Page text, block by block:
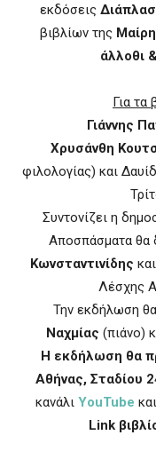
εκδόσεις
βιβλίων της
άλλοθι
Για τα
Γιάννης
Χρυσάνθη
φιλολογίας) και
Συντονίζει η
Αποσπάσματα θα
Κωνσταντινίδης
Λέσχης
Την εκδήλωση
Ναχμίας (πιάνο)
Η εκδήλωση θα
Αθήνας, Σταδίου
κανάλι YouTube
Link